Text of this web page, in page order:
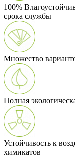
100%
срока службы
Множество
Полная
Устойчивость к
химикатов